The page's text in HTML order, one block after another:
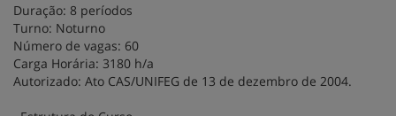
Duração: 8 períodos
Turno: Noturno
Número de vagas: 60
Carga Horária: 3180 h/a
Autorizado: Ato CAS/UNIFEG de 13 de dezembro de 2004.